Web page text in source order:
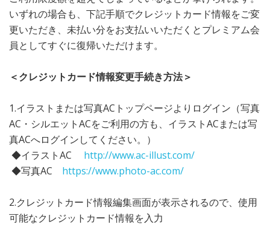
いずれの場合も、下記手順でクレジットカード情報をご変
更いただき、未払い分をお支払いいただくとプレミアム会
員としてすぐに復帰いただけます。
＜クレジットカード情報変更手続き方法＞
1.イラストまたは写真ACトップページよりログイン（写真
AC・シルエットACをご利用の方も、イラストACまたは写
真ACへログインしてください。）
◆イラストAC http://www.ac-illust.com/
◆写真AC https://www.photo-ac.com/
2.クレジットカード情報編集画面が表示されるので、使用
可能なクレジットカード情報を入力